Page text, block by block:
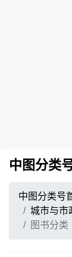
中图分类
中图分类号
城市与市
图书分类